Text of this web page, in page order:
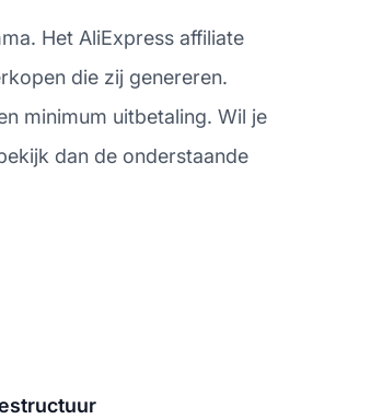
Het AliExpress affiliate
die zij genereren.
minimum uitbetaling. Wil je
dan de onderstaande